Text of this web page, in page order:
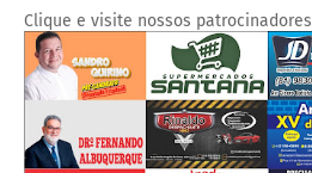
Clique e visite nossos patrocinadores